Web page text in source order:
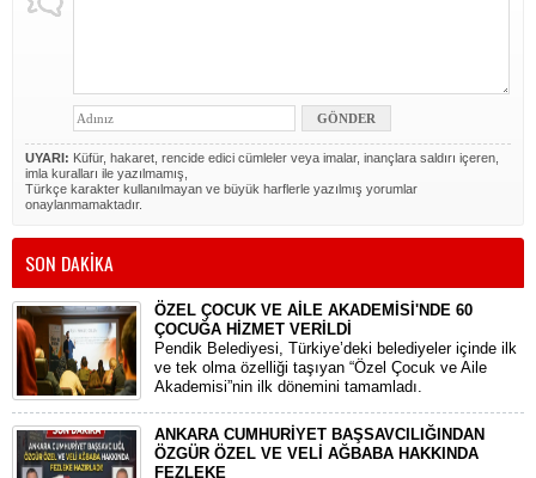
UYARI: Küfür, hakaret, rencide edici cümleler veya imalar, inançlara saldırı içeren,
imla kuralları ile yazılmamış,
Türkçe karakter kullanılmayan ve büyük harflerle yazılmış yorumlar
onaylanmamaktadır.
SON DAKİKA
ÖZEL ÇOCUK VE AİLE AKADEMİSİ'NDE 60
ÇOCUĞA HİZMET VERİLDİ
Pendik Belediyesi, Türkiye’deki belediyeler içinde ilk
ve tek olma özelliği taşıyan “Özel Çocuk ve Aile
Akademisi”nin ilk dönemini tamamladı.
ANKARA CUMHURİYET BAŞSAVCILIĞINDAN
ÖZGÜR ÖZEL VE VELİ AĞBABA HAKKINDA
FEZLEKE